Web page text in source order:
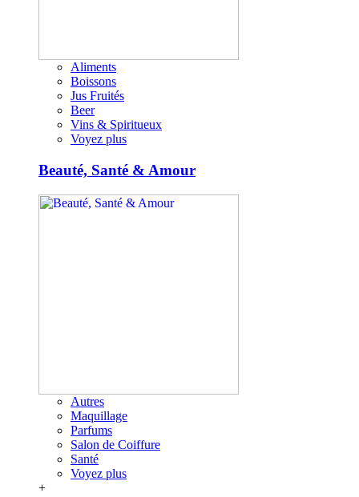
Aliments
Boissons
Jus Fruités
Beer
Vins & Spiritueux
Voyez plus
Beauté, Santé & Amour
Autres
Maquillage
Parfums
Salon de Coiffure
Santé
Voyez plus
+